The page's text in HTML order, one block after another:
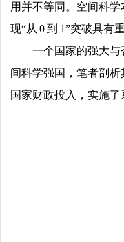
用并不等同。空间科
现“从 0 到 1”突破具
一个国家的强大
间科学强国，笔者剖
国家财政投入，实施